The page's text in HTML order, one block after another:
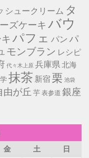
シュークリーム タ
ズケーキ バウ
パフェ パン パ
モンブラン レシピ
代々木上原 兵庫県北海
抹茶 新宿 栗 池袋
由が丘 芋 表参道 銀座
金 土 日